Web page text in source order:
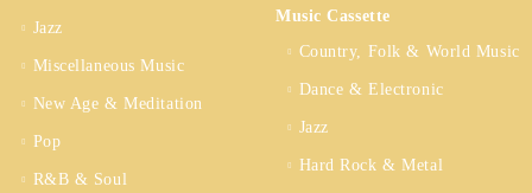
Jazz
Miscellaneous Music
New Age & Meditation
Pop
R&B & Soul
Music Cassette
Country, Folk & World Music
Dance & Electronic
Jazz
Hard Rock & Metal